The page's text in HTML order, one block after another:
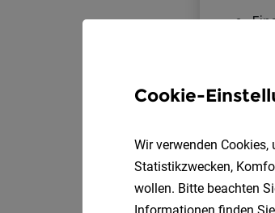
Cookie-
Wir verwenden
Statistikzwecken,
wollen. Bitte beachten
Informationen finden